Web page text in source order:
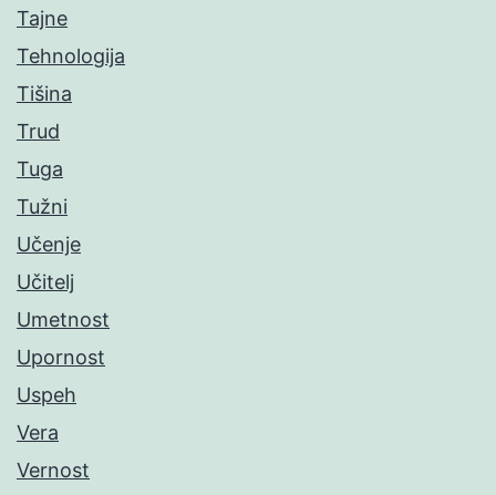
Tajne
Tehnologija
Tišina
Trud
Tuga
Tužni
Učenje
Učitelj
Umetnost
Upornost
Uspeh
Vera
Vernost